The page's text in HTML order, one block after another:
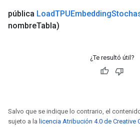
pública LoadTPUEmbedding
nombreTabla)
¿Te resultó útil?
Salvo que se indique lo contrario, el
sujeto a la licencia Atribución 4.0 de Creative